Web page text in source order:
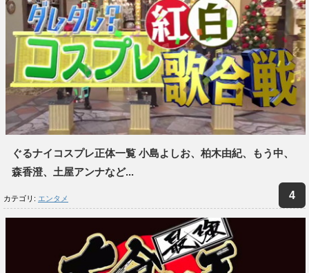
ぐるナイコスプレ正体一覧 小島よしお、柏木由紀、もう中、
森香澄、土屋アンナなど...
カテゴリ: エンタメ